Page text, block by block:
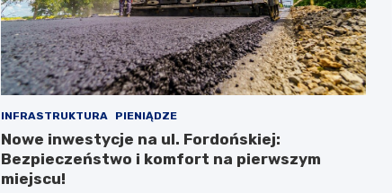
INFRASTRUKTURA PIENIĄDZE
Nowe inwestycje na ul. Fordońskiej:
Bezpieczeństwo i komfort na pierwszym
miejscu!